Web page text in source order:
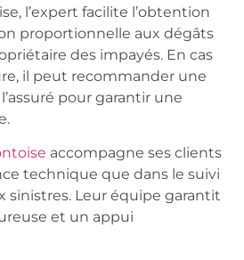
l’expert facilite l’obtention
proportionnelle aux dégâts
des impayés. En cas
il peut recommander une
pour garantir une
accompagne ses clients
technique que dans le suivi
sinistres. Leur équipe garantit
et un appui